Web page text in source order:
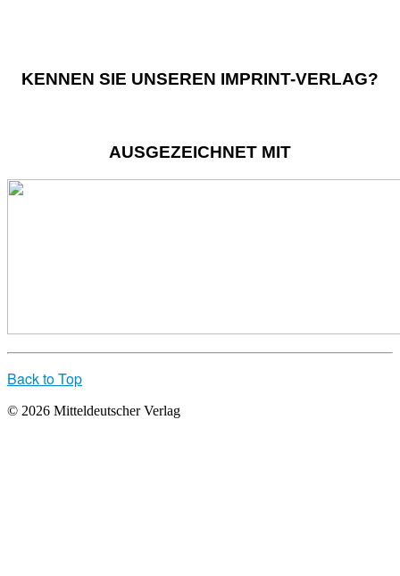
KENNEN SIE UNSEREN IMPRINT-VERLAG?
AUSGEZEICHNET MIT
Back to Top
© 2026 Mitteldeutscher Verlag